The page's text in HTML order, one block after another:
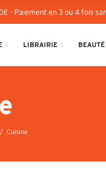
- Paiement en 3 ou 4 fois
LIBRAIRIE BEAUTÉ
Cuisine